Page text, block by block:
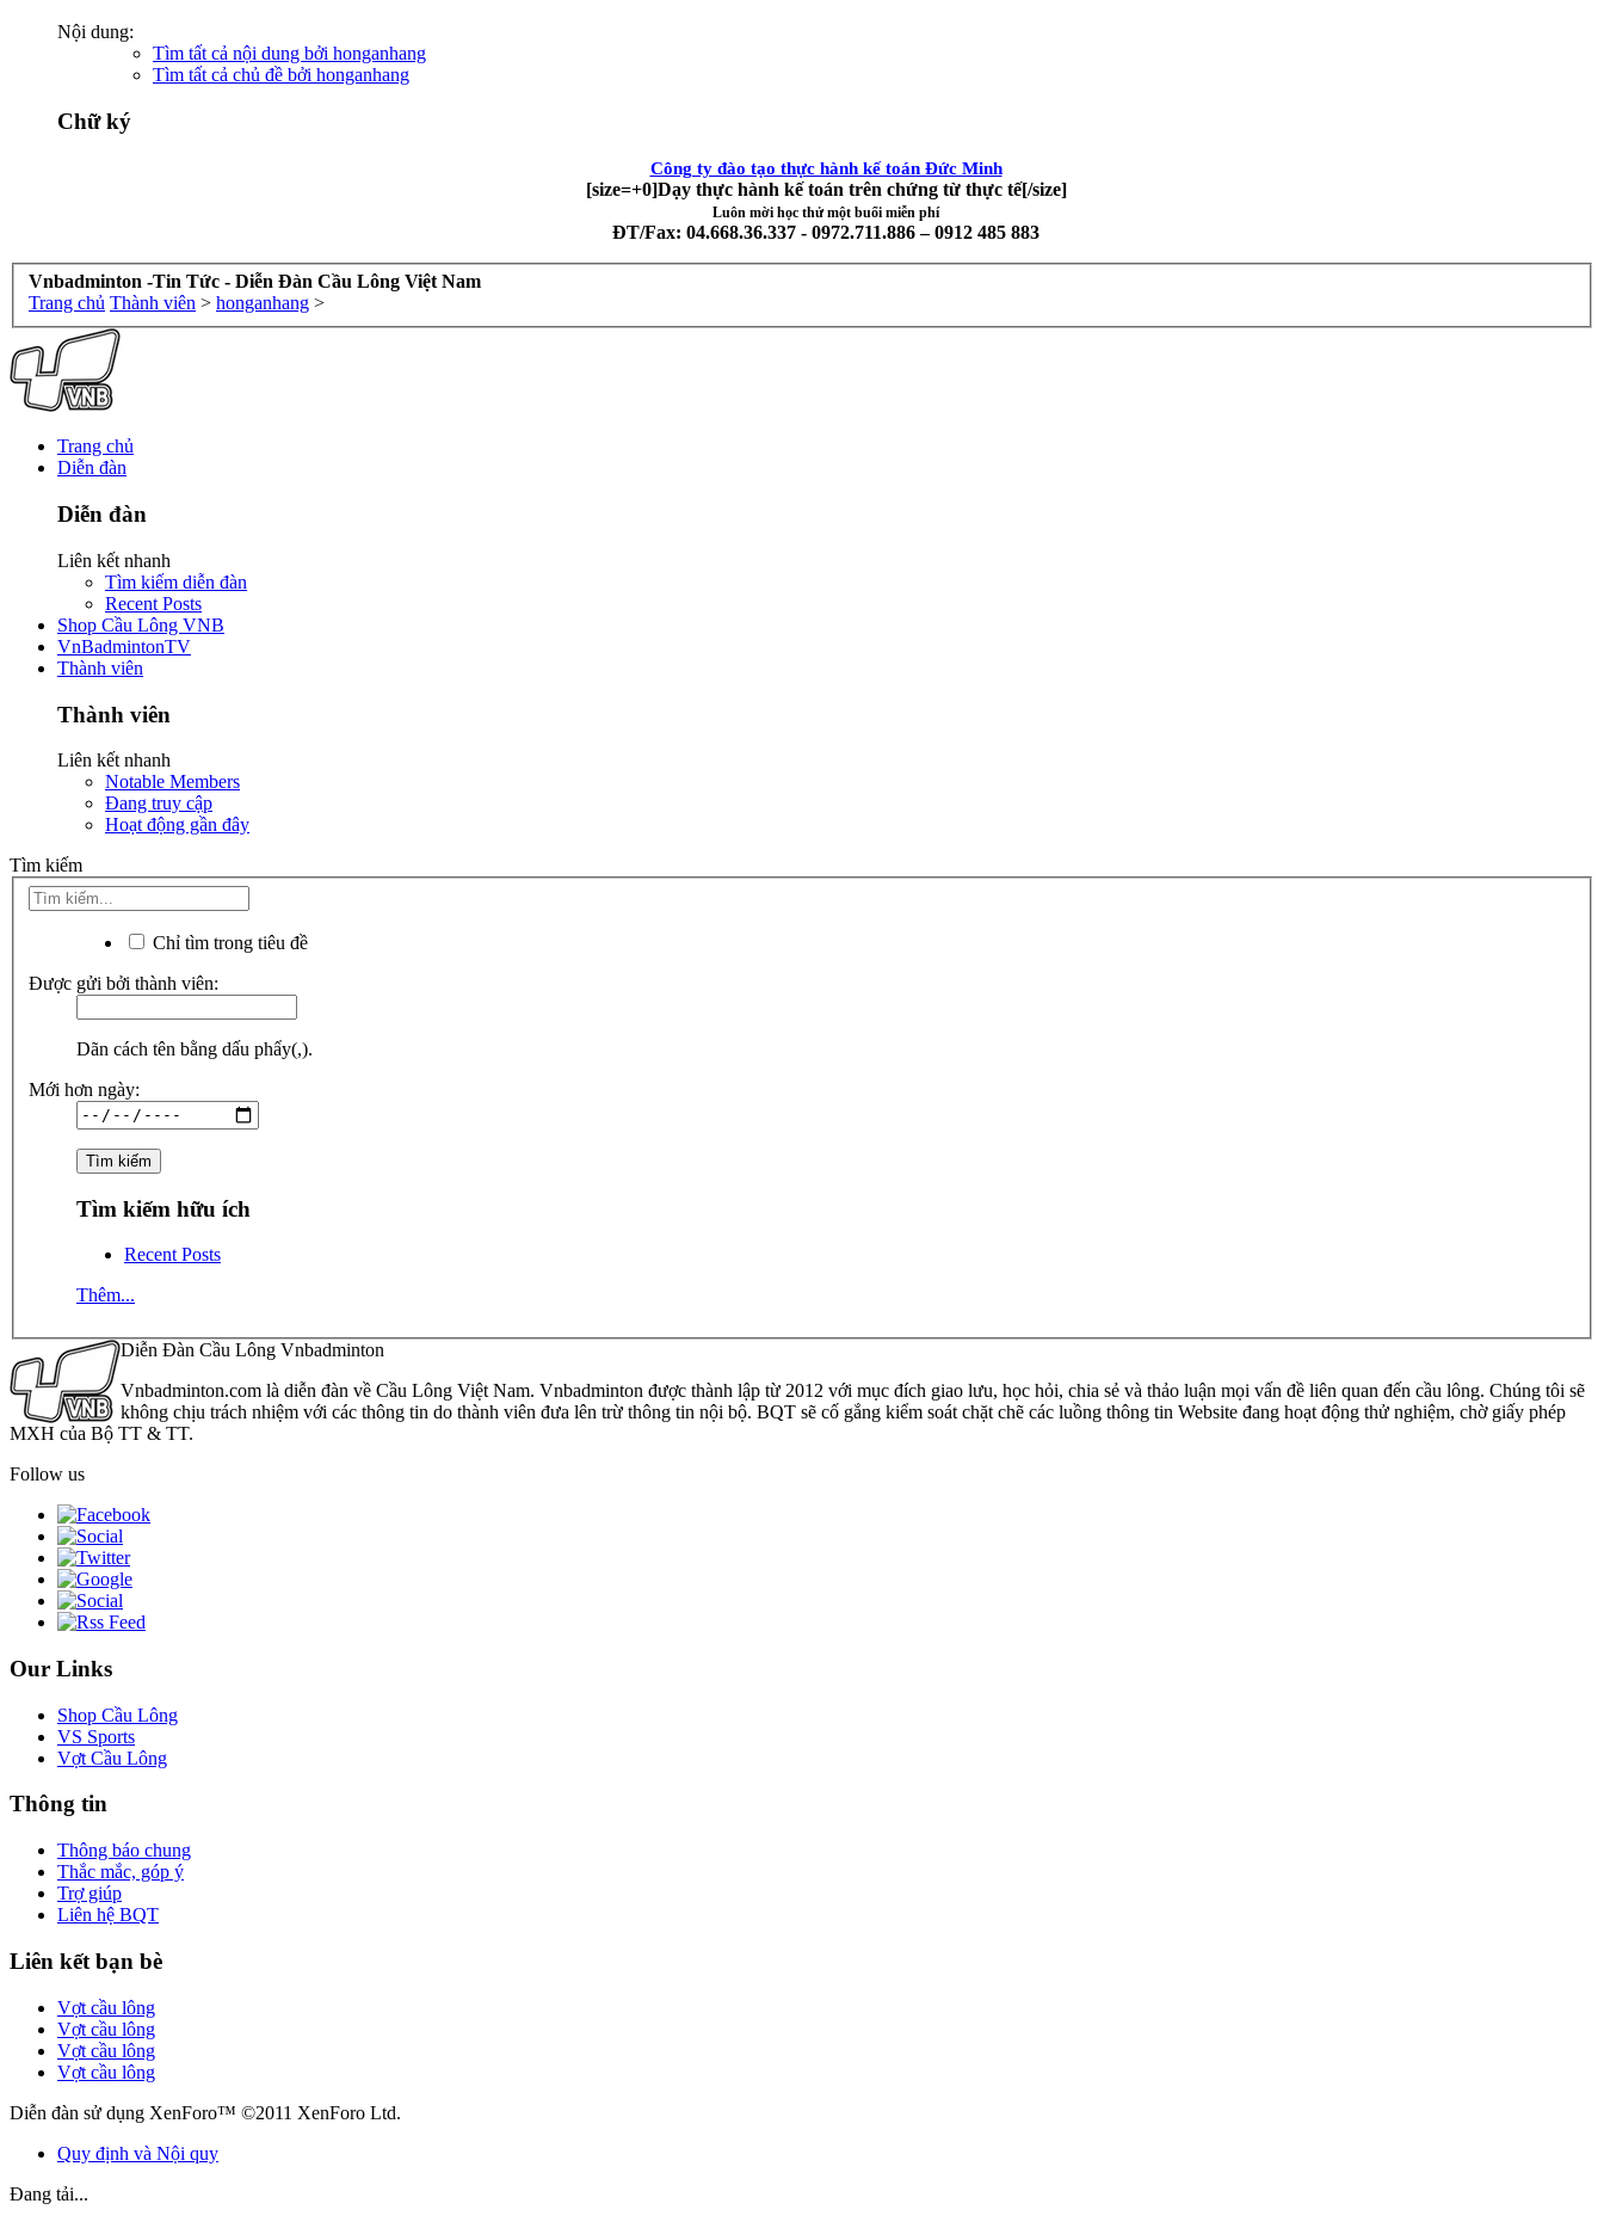
Nội dung:
Tìm tất cả nội dung bởi honganhang
Tìm tất cả chủ đề bởi honganhang
Chữ ký
Công ty đào tạo thực hành kế toán Đức Minh
[size=+0]Dạy thực hành kế toán trên chứng từ thực tế[/size]
Luôn mời học thử một buổi miễn phí
ĐT/Fax: 04.668.36.337 - 0972.711.886 – 0912 485 883
Vnbadminton -Tin Tức - Diễn Đàn Cầu Lông Việt Nam
Trang chủ Thành viên > honganhang >
Trang chủ
Diễn đàn
Diễn đàn
Liên kết nhanh
Tìm kiếm diễn đàn
Recent Posts
Shop Cầu Lông VNB
VnBadmintonTV
Thành viên
Thành viên
Liên kết nhanh
Notable Members
Đang truy cập
Hoạt động gần đây
Tìm kiếm
Chỉ tìm trong tiêu đề
Được gửi bởi thành viên:
Dãn cách tên bằng dấu phẩy(,).
Mới hơn ngày:
Tìm kiếm hữu ích
Recent Posts
Thêm...
Diễn Đàn Cầu Lông Vnbadminton
Vnbadminton.com là diễn đàn về Cầu Lông Việt Nam. Vnbadminton được thành lập từ 2012 với mục đích giao lưu, học hỏi, chia sẻ và thảo luận mọi vấn đề liên quan đến cầu lông. Chúng tôi sẽ
không chịu trách nhiệm với các thông tin do thành viên đưa lên trừ thông tin nội bộ. BQT sẽ cố gắng kiểm soát chặt chẽ các luồng thông tin Website đang hoạt động thử nghiệm, chờ giấy phép
MXH của Bộ TT & TT.
Follow us
Our Links
Shop Cầu Lông
VS Sports
Vợt Cầu Lông
Thông tin
Thông báo chung
Thắc mắc, góp ý
Trợ giúp
Liên hệ BQT
Liên kết bạn bè
Vợt cầu lông
Vợt cầu lông
Vợt cầu lông
Vợt cầu lông
Diễn đàn sử dụng XenForo™ ©2011 XenForo Ltd.
Quy định và Nội quy
Đang tải...